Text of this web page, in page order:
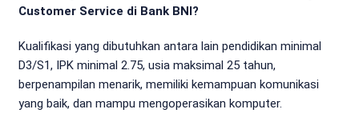
Customer Service di Bank BNI?
Kualifikasi yang dibutuhkan antara lain pendidikan minimal
D3/S1, IPK minimal 2.75, usia maksimal 25 tahun,
berpenampilan menarik, memiliki kemampuan komunikasi
yang baik, dan mampu mengoperasikan komputer.